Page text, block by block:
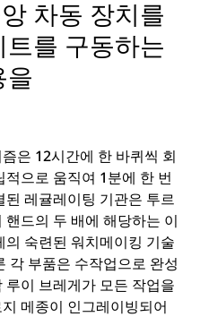
차동 장치를
를 구동하는
을
은 12시간에 한 바퀴씩 회
으로 움직여 1분에 한 번
레귤레이팅 기관은 투르
드의 두 배에 해당하는 이
숙련된 워치메이킹 기술
각 부품은 수작업으로 완성
이 브레게가 모든 작업을
메종이 인그레이빙되어